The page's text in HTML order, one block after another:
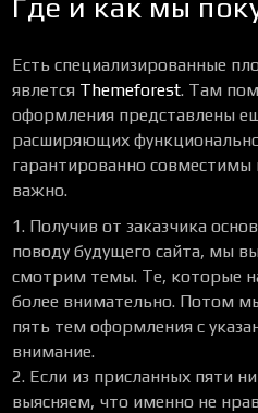
Где и как мы
Есть специализированные
явлется Themeforest. Там
оформления представлены
расширяющих
гарантированно
важно.
Получив от заказчика
поводу будущего сайта, мы
смотрим темы. Те, которые
более внимательно. Потом
пять тем оформления с
внимание.
Если из присланных пяти
выясняем, что именно не